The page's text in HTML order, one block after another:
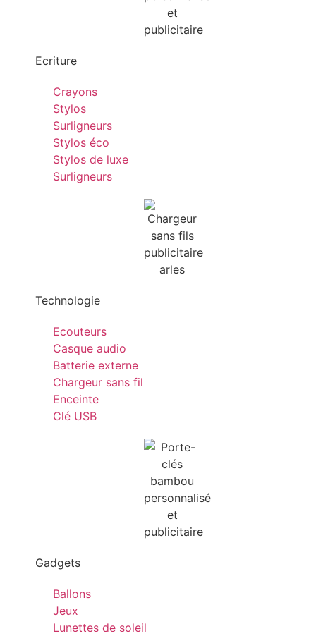
Ecriture
Crayons
Stylos
Surligneurs
Stylos éco
Stylos de luxe
Surligneurs
Technologie
Ecouteurs
Casque audio
Batterie externe
Chargeur sans fil
Enceinte
Clé USB
Gadgets
Ballons
Jeux
Lunettes de soleil